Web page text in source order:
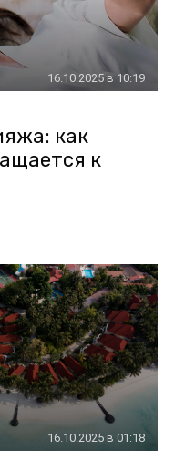
16.10.2025 в 10:19
как
к
16.10.2025 в 01:18